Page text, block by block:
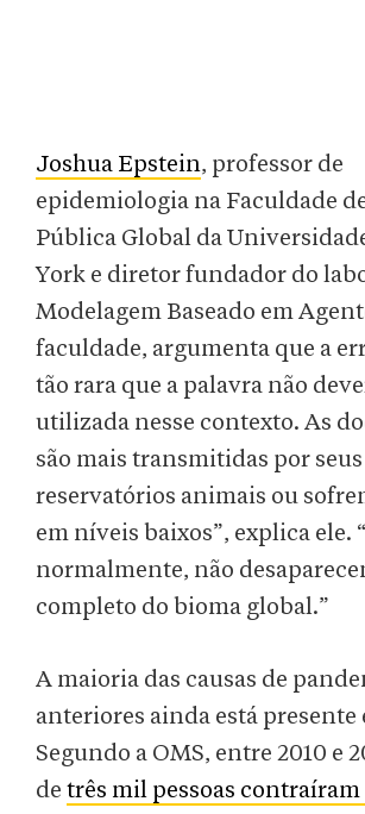
Joshua Epstein, professor de
epidemiologia na Faculdade
Pública Global da
York e diretor fundador do
Modelagem Baseado em
faculdade, argumenta que a
tão rara que a palavra não
utilizada nesse contexto. As
são mais transmitidas por seus
reservatórios animais ou
em níveis baixos”, explica ele.
normalmente, não
completo do bioma global.”
A maioria das causas de
anteriores ainda está presente
Segundo a OMS, entre 2010 e
de três mil pessoas contraíram